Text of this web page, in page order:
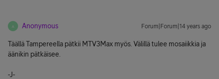
A Anonymous Forum|Forum|14 years ago
Täällä Tampereella pätkii MTV3Max myös. Välillä tulee mosaiikkia ja
äänikin pätkäisee.
-J-